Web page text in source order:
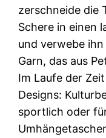
zerschneide die
Schere in einen
und verwebe
Garn, das aus
Im Laufe der
Designs:
sportlich oder